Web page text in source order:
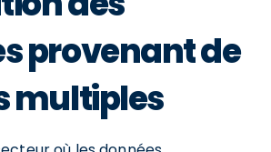
provenant de
multiples